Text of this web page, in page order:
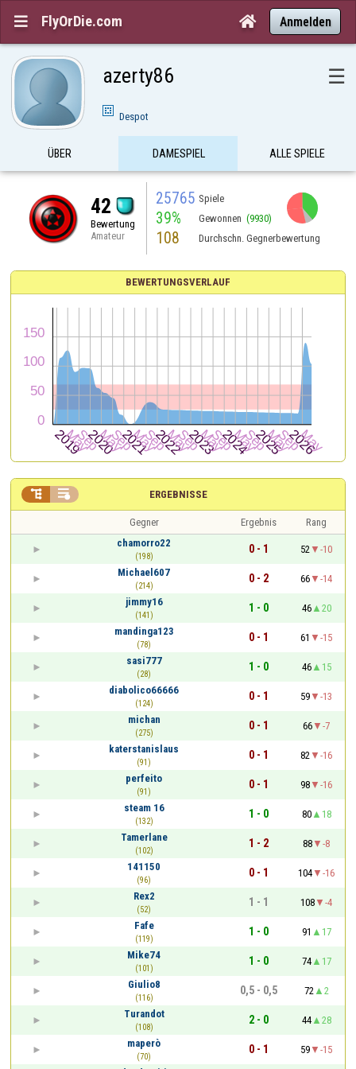
 FlyOrDie.com  Anmelden
azerty86 ☰
Despot
ÜBER DAMESPIEL ALLE SPIELE
42
Bewertung
Amateur
25765 Spiele
39% Gewonnen (9930)
108 Durchschn. Gegnerbewertung
BEWERTUNGSVERLAUF
ERGEBNISSE
 
Gegner Ergebnis
Rang
chamorro22
(198)
0 - 1 52
-10
Michael607
(214)
0 - 2 66
-14
jimmy16
(141)
1 - 0 46
20
mandinga123
(78)
0 - 1 61
-15
sasi777
(28)
1 - 0 46
15
diabolico66666
(124)
0 - 1 59
-13
michan
(275)
0 - 1 66
-7
katerstanislaus
(91)
0 - 1 82
-16
perfeito
(91)
0 - 1 98
-16
steam 16
(132)
1 - 0 80
18
Tamerlane
(102)
1 - 2 88
-8
141150
(96)
0 - 1 104
-16
Rex2
(52)
1 - 1 108
-4
Fafe
(119)
1 - 0 91
17
Mike74
(101)
1 - 0 74
17
Giulio8
(116)
0,5 - 0,5 72
2
Turandot
(108)
2 - 0 44
28
maperò
(70)
0 - 1 59
-15